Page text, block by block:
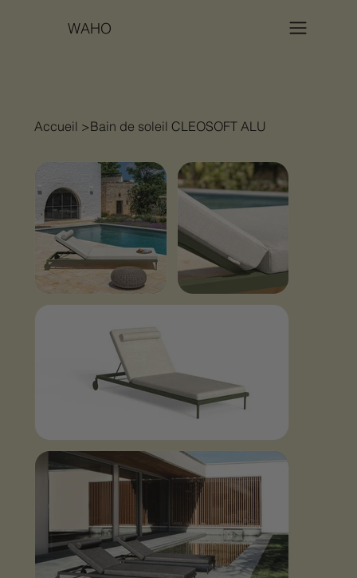
WAHO
Accueil >Bain de soleil CLEOSOFT ALU